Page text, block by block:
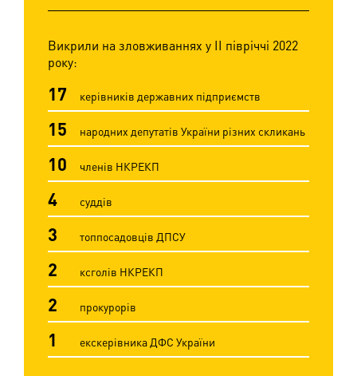
Викрили на зловживаннях у ІІ півріччі 2022
року:
17 керівників державних підприємств
15 народних депутатів України різних скликань
10 членів НКРЕКП
4 суддів
3 топпосадовців ДПСУ
2 ксголів НКРЕКП
2 прокурорів
1 екскерівника ДФС України